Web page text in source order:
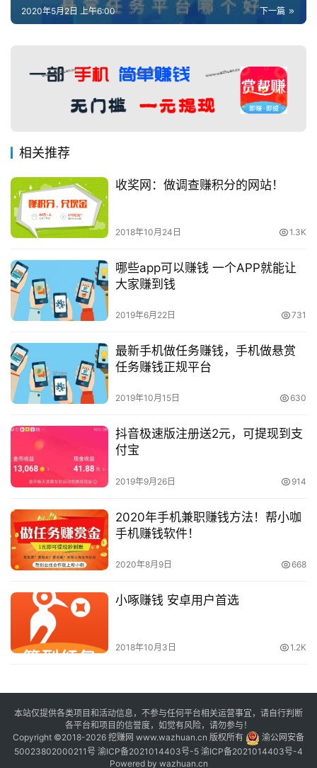
下一篇
2020年5月2日 上午6:00
相关推荐
收奖网：做调查赚积分的网站！
2018年10月24日 1.3K
哪些app可以赚钱 一个APP就能让
大家赚到钱
2019年6月22日 731
最新手机做任务赚钱，手机做悬赏
任务赚钱正规平台
2019年10月15日 630
抖音极速版注册送2元，可提现到支
付宝
2019年9月26日 914
2020年手机兼职赚钱方法！帮小咖
手机赚钱软件！
2020年8月9日 668
小啄赚钱 安卓用户首选
2018年10月3日 1.2K
本站仅提供各类项目和活动信息，不参与任何平台相关运营事宜，请自行判断
各平台和项目的信誉度，如觉有风险，请勿参与！
Copyright ©2018-2026 挖赚网 www.wazhuan.cn 版权所有
渝公网安备
50023802000211号 渝ICP备2021014403号-5 渝ICP备2021014403号-4
Powered by wazhuan.cn